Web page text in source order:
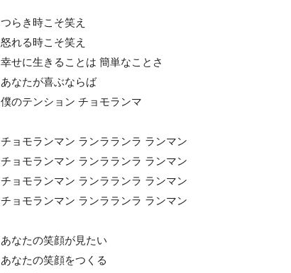
つらき時こそ笑え
怒れる時こそ笑え
幸せに生きることは 簡単なことさ
あなたが喜ぶならば
僕のテンション チョモランマ
チョモランマン ランラランラ ランマン
チョモランマン ランラランラ ランマン
チョモランマン ランラランラ ランマン
チョモランマン ランラランラ ランマン
あなたの笑顔が見たい
あなたの笑顔をつくる